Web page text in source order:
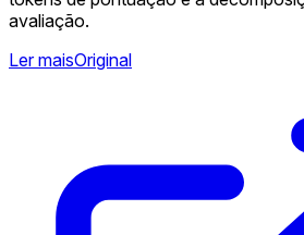
avaliação.
Ler maisOriginal